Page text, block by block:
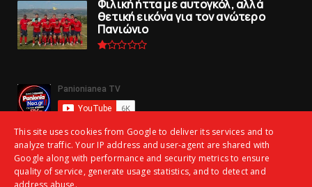
Φιλική ήττα με αυτογκόλ, αλλά
θετική εικόνα για τον ανώτερo
Πανιώνιo
This site uses cookies from Google to deliver its services and to
analyze traffic. Your IP address and user-agent are shared with
Google along with performance and security metrics to ensure
quality of service, generate usage statistics, and to detect and
address abuse.